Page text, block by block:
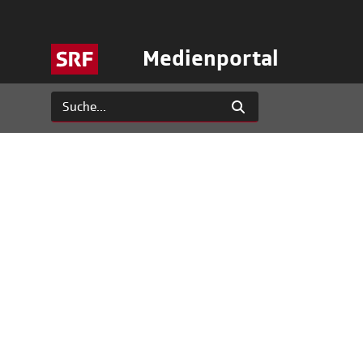
Medienportal